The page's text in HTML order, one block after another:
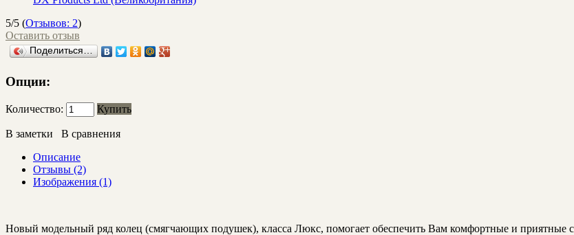
5/5 (Отзывов: 2)
Оставить отзыв
Поделиться…
Опции:
Количество: Купить
В заметки
В сравнения
Описание
Отзывы (2)
Изображения (1)
Hовый модельный ряд колец (смягчающих подушек), класса Люкс, помогает обеспечить Вам комфортные и приятные